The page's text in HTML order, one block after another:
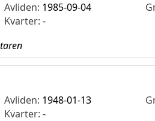
Avliden: 1985-09-04
Kvarter:-
Avliden: 1948-01-13
Kvarter:-